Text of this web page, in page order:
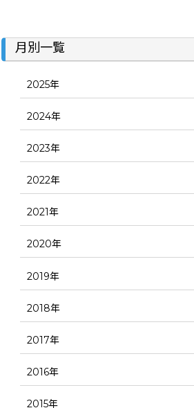
月別一覧
2025年
2024年
2023年
2022年
2021年
2020年
2019年
2018年
2017年
2016年
2015年